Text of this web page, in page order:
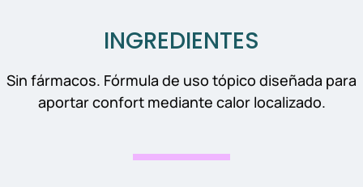
INGREDIENTES
Sin fármacos. Fórmula de uso tópico diseñada para
aportar confort mediante calor localizado.